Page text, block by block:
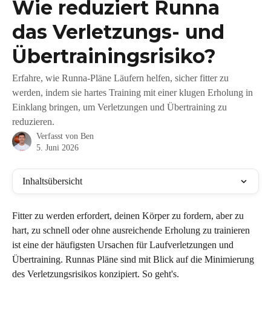
Wie reduziert Runna
das Verletzungs- und
Übertrainingsrisiko?
Erfahre, wie Runna-Pläne Läufern helfen, sicher fitter zu
werden, indem sie hartes Training mit einer klugen Erholung in
Einklang bringen, um Verletzungen und Übertraining zu
reduzieren.
Verfasst von Ben
5. Juni 2026
Inhaltsübersicht
Fitter zu werden erfordert, deinen Körper zu fordern, aber zu
hart, zu schnell oder ohne ausreichende Erholung zu trainieren
ist eine der häufigsten Ursachen für Laufverletzungen und
Übertraining. Runnas Pläne sind mit Blick auf die Minimierung
des Verletzungsrisikos konzipiert. So geht's.